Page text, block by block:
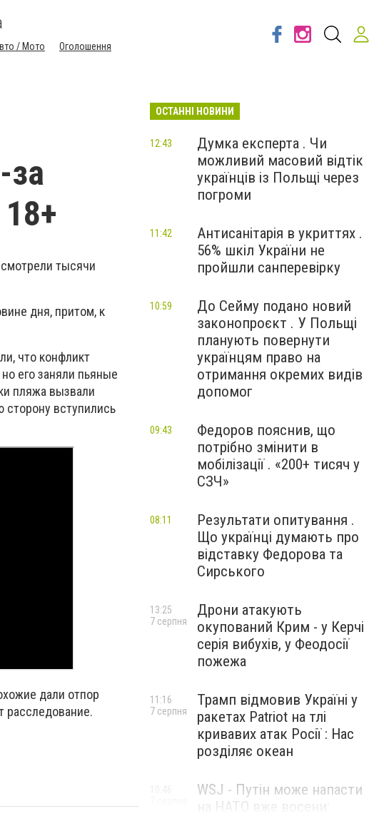
/ Мото Оголошення
за
тысячи
дня, притом, к
что конфликт
его заняли пьяные
пляжа вызвали
сторону вступились
дали отпор
расследование.
ОСТАННІ НОВИНИ
Думка експерта . Чи
можливий масовий відтік
українців із Польщі через
погроми
12:43
Антисанітарія в укриттях .
56% шкіл України не
пройшли санперевірку
11:42
До Сейму подано новий
законопроєкт . У Польщі
планують повернути
українцям право на
отримання окремих видів
допомог
10:59
Федоров пояснив, що
потрібно змінити в
мобілізації . «200+ тисяч у
СЗЧ»
09:43
Результати опитування .
Що українці думають про
відставку Федорова та
Сирського
08:11
Дрони атакують
окупований Крим - у Керчі
серія вибухів, у Феодосії
пожежа
13:25
7 серпня
Трамп відмовив Україні у
ракетах Patriot на тлі
кривавих атак Росії : Нас
розділяє океан
11:16
7 серпня
WSJ - Путін може напасти
на НАТО вже восени: